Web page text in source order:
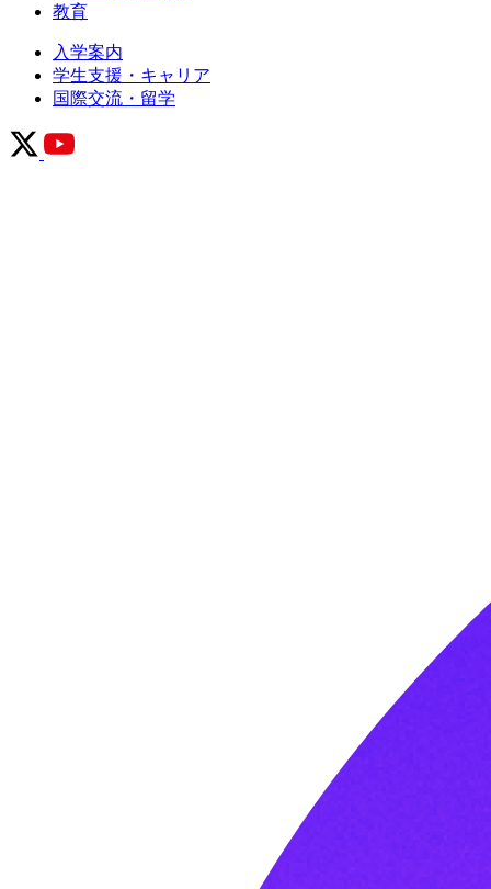
教育
入学案内
学生支援・キャリア
国際交流・留学